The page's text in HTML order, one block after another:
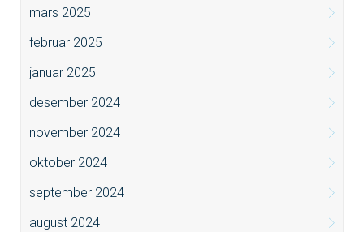
mars 2025
februar 2025
januar 2025
desember 2024
november 2024
oktober 2024
september 2024
august 2024